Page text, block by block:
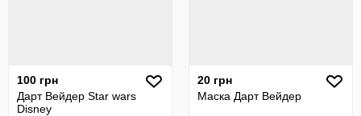
100 грн
Дарт Вейдер Star wars
Disney
20 грн
Маска Дарт Вейдер